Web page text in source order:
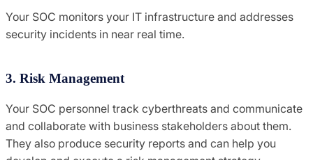
Your SOC monitors your IT infrastructure and addresses
security incidents in near real time.
3. Risk Management
Your SOC personnel track cyberthreats and communicate
and collaborate with business stakeholders about them.
They also produce security reports and can help you